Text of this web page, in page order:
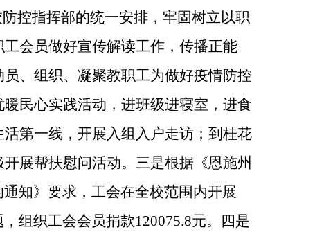
控指挥部的统一安排，牢固树立以职
会员做好宣传解读工作，传播正能
、组织、凝聚教职工为做好疫情防控
民心实践活动，进班级进寝室，进食
第一线，开展入组入户走访；到桂花
展帮扶慰问活动。三是根据《恩施州
知》要求，工会在全校范围内开展
组织工会会员捐款120075.8元。四是